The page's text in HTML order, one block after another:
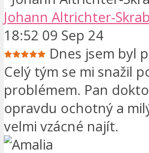
Johann Altrichter-
18:52 09 Sep 24
Dnes jsem byl
Celý tým se mi snažil
problémem. Pan
opravdu ochotný a
velmi vzácné najít.